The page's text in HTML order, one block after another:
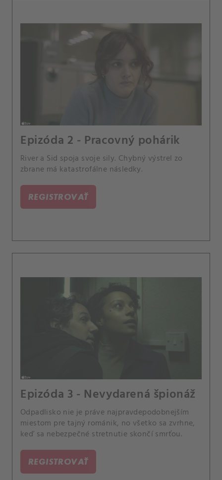
Epizóda 2 - Pracovný pohárik
River a Sid spoja svoje sily. Chybný výstrel zo
zbrane má katastrofálne následky.
REGISTROVAŤ
Epizóda 3 - Nevydarená špionáž
Odpadlisko nie je práve najpravdepodobnejším
miestom pre tajný románik, no všetko sa zvrhne,
keď sa nebezpečné stretnutie skončí smrťou.
REGISTROVAŤ